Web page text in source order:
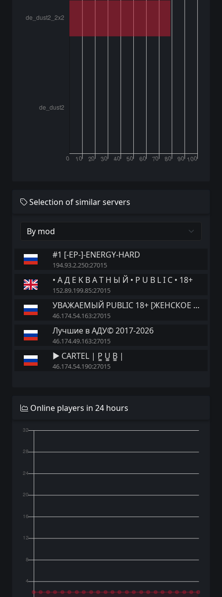
Selection of similar servers
#1 [-EP-]-ENERGY-HARD
194.93.2.250:27015
• A Д E K B A T Н Ы Й • P U B L I C • 18+
152.89.199.85:27015
УВАЖАЕМЫЙ PUBLIC 18+ [ЖЕНСКОЕ СЧАСТЬЕ]
46.174.54.163:27015
Лучшие в АДУ© 2017-2026
46.174.49.163:27015
► CARTEL | P͇ U͇ B͇ |
46.174.54.190:27015
Online players in 24 hours